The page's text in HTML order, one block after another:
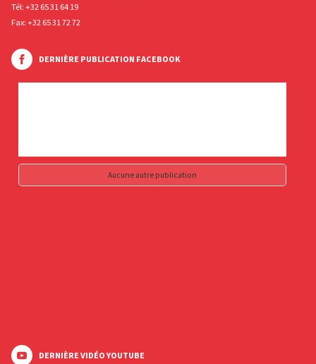
Tél: +32 65 31 64 19
Fax: +32 65 31 72 72
DERNIÈRE PUBLICATION FACEBOOK
Aucune autre publication
DERNIÈRE VIDÉO YOUTUBE